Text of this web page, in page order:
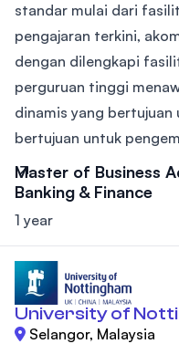
standar mulai dari
pengajaran terkini,
dengan dilengkapi
perguruan tinggi
dinamis yang bertujuan
bertujuan untuk
Master of Business
Banking & Finance
1 year
University of
Selangor, Malaysia